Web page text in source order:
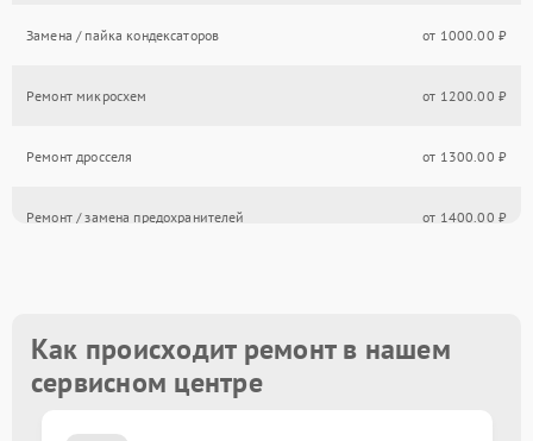
Замена / пайка кондексаторов от 1000.00 ₽
Ремонт микросхем от 1200.00 ₽
Ремонт дросселя от 1300.00 ₽
Ремонт / замена предохранителей от 1400.00 ₽
Как происходит ремонт в нашем
сервисном центре